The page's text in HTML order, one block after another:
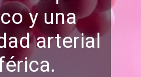
y una
arterial